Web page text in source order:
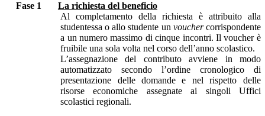
Fase 1
La richiesta del beneficio
Al completamento della richiesta è attribuito alla
studentessa o allo studente un vouchercorrispondente
a un numero massimo di cinque incontri. Il voucher è
fruibile una sola volta nel corso dell’anno scolastico.
L’assegnazione del contributo avviene in modo
automatizzato secondo l’ordine cronologico di
presentazione delle domande e nel rispetto delle
risorse economiche assegnate ai singoli Uffici
scolastici regionali.